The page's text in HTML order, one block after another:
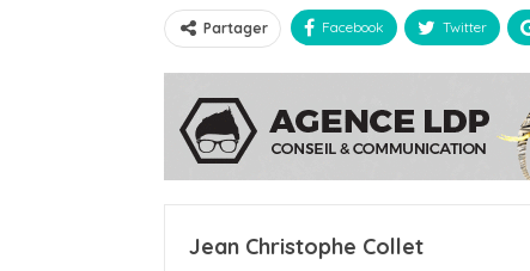
Partager Facebook Twitter
Jean Christophe Collet